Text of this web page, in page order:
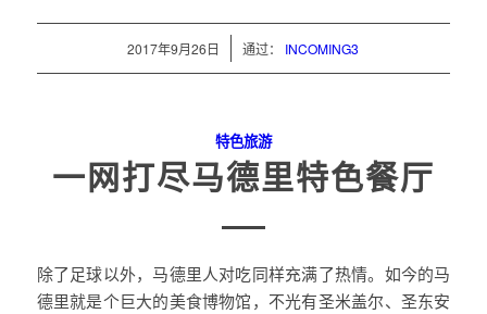
2017年9月26日
/ 通过： INCOMING3
特色旅游
一网打尽马德里特色餐厅
除了足球以外，马德里人对吃同样充满了热情。如今的马
德里就是个巨大的美食博物馆，不光有圣米盖尔、圣东安